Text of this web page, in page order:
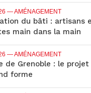
— AMÉNAGEMENT
du bâti : artisans
main dans la main
— AMÉNAGEMENT
de Grenoble : le
forme